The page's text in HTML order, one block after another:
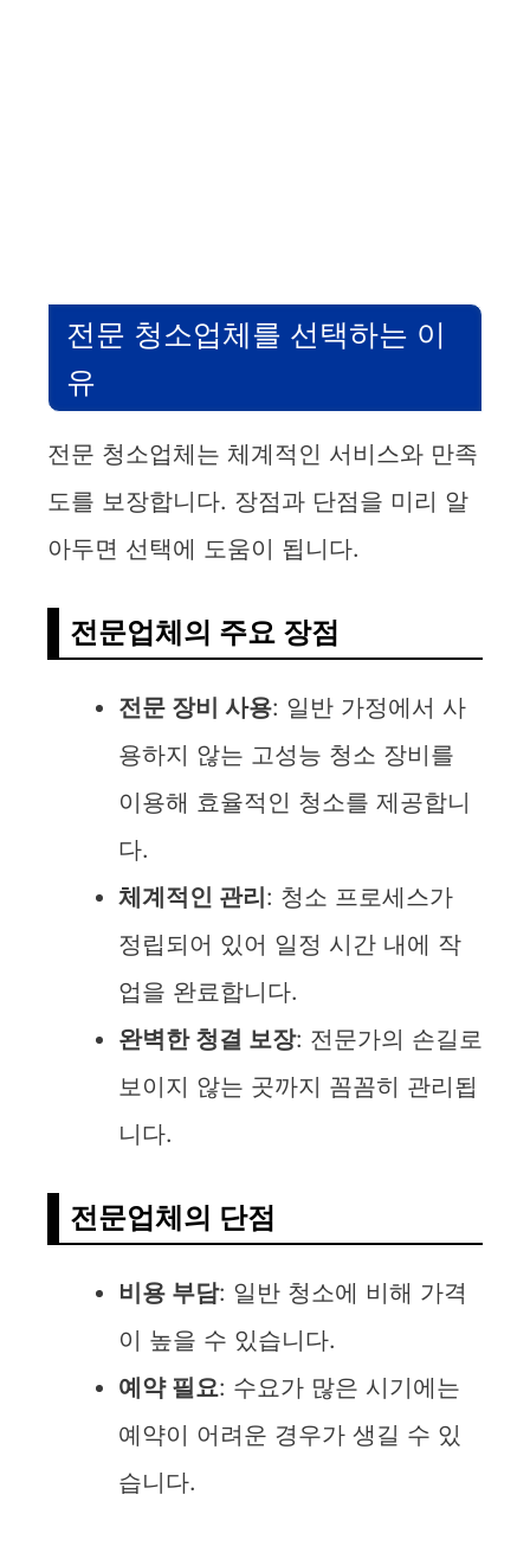
전문 청소업체를 선택하는 이
유
전문 청소업체는 체계적인 서비스와 만족
도를 보장합니다. 장점과 단점을 미리 알
아두면 선택에 도움이 됩니다.
전문업체의 주요 장점
전문 장비 사용: 일반 가정에서 사
용하지 않는 고성능 청소 장비를
이용해 효율적인 청소를 제공합니
다.
체계적인 관리: 청소 프로세스가
정립되어 있어 일정 시간 내에 작
업을 완료합니다.
완벽한 청결 보장: 전문가의 손길로
보이지 않는 곳까지 꼼꼼히 관리됩
니다.
전문업체의 단점
비용 부담: 일반 청소에 비해 가격
이 높을 수 있습니다.
예약 필요: 수요가 많은 시기에는
예약이 어려운 경우가 생길 수 있
습니다.